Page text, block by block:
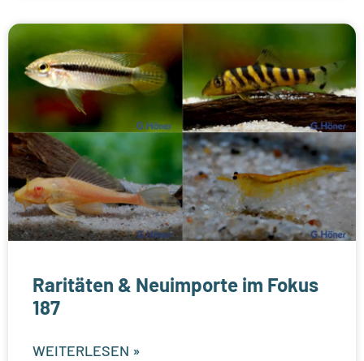
Raritäten & Neuimporte im Fokus
187
WEITERLESEN »